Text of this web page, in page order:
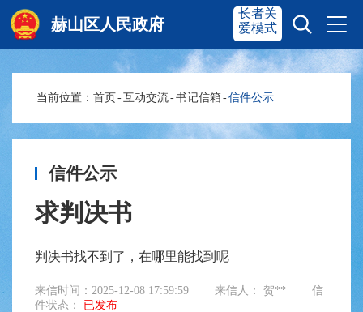
赫山区人民政府
赫山首页 奋进赫山
政务要闻
信息公开
互动交流
长者关
爱模式
当前位置： 首页 -互动交流-书记信箱-信件公示
信件公示
求判决书
判决书找不到了，在哪里能找到呢
来信时间：2025-12-08 17:59:59 来信人： 贺**
信
件状态： 已发布